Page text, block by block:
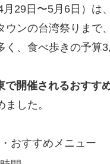
29日〜5月6日）は
ンの台湾祭りまで
、食べ歩きの予算
で開催されるおすす
した。
おすすめメニュー